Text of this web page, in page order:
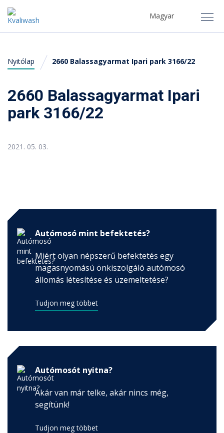
Navigáció
Autómosó kereső
Miért pont a Kvaliwash?
Tippek, Tanácsok
GYIK
Magyar
Nyitólap 2660 Balassagyarmat Ipari park 3166/22
2660 Balassagyarmat Ipari
park 3166/22
2021. 05. 03.
Autómosó mint befektetés?
Miért olyan népszerű befektetés egy
magasnyomású önkiszolgáló autómosó
állomás létesítése és üzemeltetése?
Tudjon meg többet
Autómosót nyitna?
Akár van már telke, akár nincs még,
segítünk!
Tudjon meg többet